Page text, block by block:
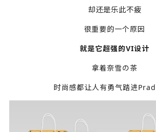
却还是乐此不疲
很重要的一个原因
就是它超强的VI设计
拿着奈雪の茶
时尚感都让人有勇气踏进